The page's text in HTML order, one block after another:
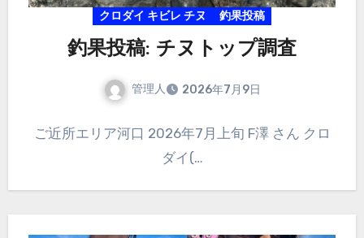
クロダイ キビレ チヌ 釣果投稿
釣果投稿: チヌトップ調査
管理人 2026年7月9日
ご近所エリア河口 2026年7月上旬 F澤 さん クロ
ダイ(…